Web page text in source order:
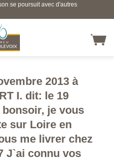
se poursuit avec d'autres
2013 à
I. dit: le 19
bonsoir, je vous
sur Loire en
me livrer chez
J`ai connu vos